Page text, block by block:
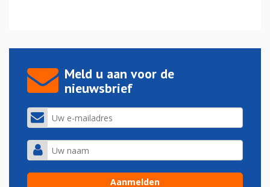
Meld u aan voor de
nieuwsbrief